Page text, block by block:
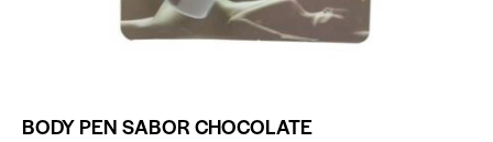
BODY PEN SABOR CHOCOLATE